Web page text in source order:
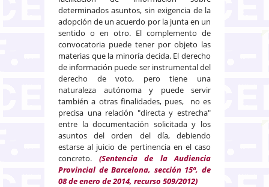
determinados asuntos, sin exigencia de la
adopción de un acuerdo por la junta en un
sentido o en otro. El complemento de
convocatoria puede tener por objeto las
materias que la minoría decida. El derecho
de información puede ser instrumental del
derecho de voto, pero tiene una
naturaleza autónoma y puede servir
también a otras finalidades, pues, no es
precisa una relación "directa y estrecha"
entre la documentación solicitada y los
asuntos del orden del día, debiendo
estarse al juicio de pertinencia en el caso
concreto.
(Sentencia de la Audiencia
Provincial de Barcelona, sección 15ª, de
08 de enero de 2014, recurso 509/2012)